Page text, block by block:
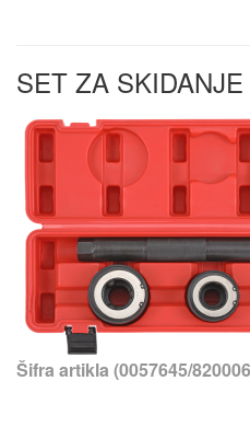
SET ZA
Šifra artikla (0057645/